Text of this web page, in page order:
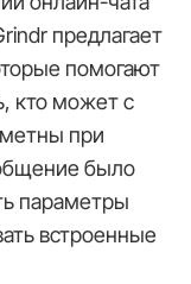
предлагает
помогают
кто может с
при
было
параметры
встроенные